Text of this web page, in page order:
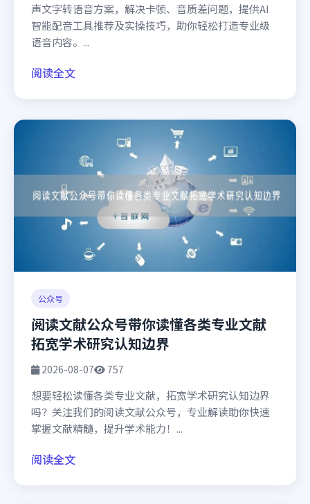
声文字转语音方案，解决卡顿、音质差问题，提供AI
智能配音工具推荐及实操技巧，助你轻松打造专业级
语音内容。...
阅读全文
公众号
阅读文献公众号带你读懂各类专业文献
拓宽学术研究认知边界
2026-08-07 757
想要轻松读懂各类专业文献，拓宽学术研究认知边界
吗？关注我们的阅读文献公众号，专业解读助你快速
掌握文献精髓，提升学术能力！...
阅读全文